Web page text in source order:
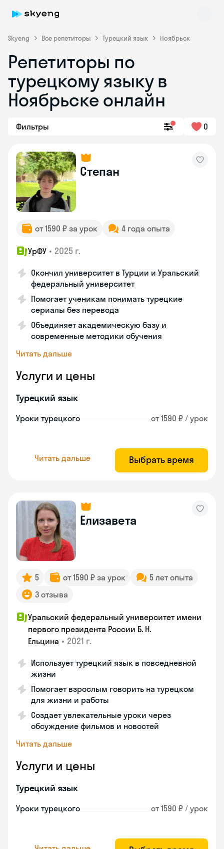
Skyeng Все репетиторы Турецкий язык Ноябрьск
Репетиторы по
турецкому языку в
Ноябрьске онлайн
Фильтры 0
Степан
от 1590 ₽ за урок 4 года опыта
УрФУ • 2025 г.
Окончил университет в Турции и Уральский
федеральный университет
Помогает ученикам понимать турецкие
сериалы без перевода
Объединяет академическую базу и
современные методики обучения
Читать дальше
Услуги и цены
Турецкий язык
Уроки турецкого от 1590 ₽ / урок
Читать дальше Выбрать время
Елизавета
5 от 1590 ₽ за урок
5 лет опыта
3 отзыва
Уральский федеральный университет имени
первого президента России Б. Н.
Ельцина • 2021 г.
Использует турецкий язык в повседневной
жизни
Помогает взрослым говорить на турецком
для жизни и работы
Создает увлекательные уроки через
обсуждение фильмов и новостей
Читать дальше
Услуги и цены
Турецкий язык
Уроки турецкого от 1590 ₽ / урок
Skyeng Chat